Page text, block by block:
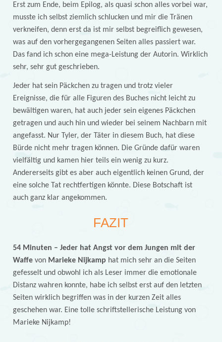
Erst zum Ende, beim Epilog, als quasi schon alles vorbei war,
musste ich selbst ziemlich schlucken und mir die Tränen
verkneifen, denn erst da ist mir selbst begreiflich gewesen,
was auf den vorhergegangenen Seiten alles passiert war.
Das fand ich schon eine mega-Leistung der Autorin. Wirklich
sehr, sehr gut geschrieben.
Jeder hat sein Päckchen zu tragen und trotz vieler
Ereignisse, die für alle Figuren des Buches nicht leicht zu
bewältigen waren, hat auch jeder sein eigenes Päckchen
getragen und auch hin und wieder bei seinem Nachbarn mit
angefasst. Nur Tyler, der Täter in diesem Buch, hat diese
Bürde nicht mehr tragen können. Die Gründe dafür waren
vielfältig und kamen hier teils ein wenig zu kurz.
Andererseits gibt es aber auch eigentlich keinen Grund, der
eine solche Tat rechtfertigen könnte. Diese Botschaft ist
auch ganz klar angekommen.
FAZIT
54 Minuten – Jeder hat Angst vor dem Jungen mit der
WaffevonMarieke Nijkamp hat mich sehr an die Seiten
gefesselt und obwohl ich als Leser immer die emotionale
Distanz wahren konnte, habe ich selbst erst auf den letzten
Seiten wirklich begriffen was in der kurzen Zeit alles
geschehen war. Eine tolle schriftstellerische Leistung von
Marieke Nijkamp!